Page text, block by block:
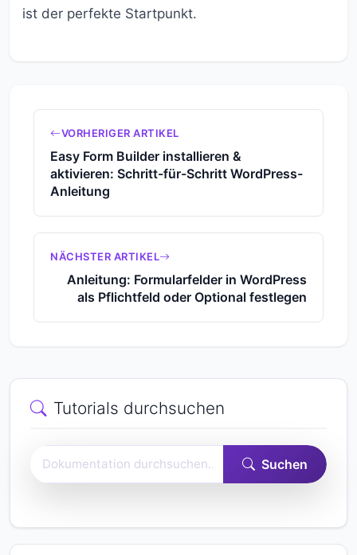
ist der perfekte Startpunkt.
VORHERIGER ARTIKEL
Easy Form Builder installieren &
aktivieren: Schritt-für-Schritt WordPress-
Anleitung
NÄCHSTER ARTIKEL
Anleitung: Formularfelder in WordPress
als Pflichtfeld oder Optional festlegen
Tutorials durchsuchen
Easy Form Builder-Dokumentation durchsuchen
Suchen